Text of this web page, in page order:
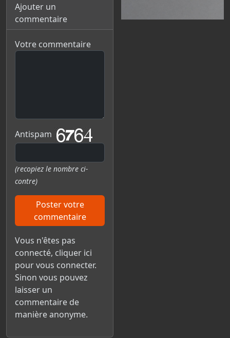
Ajouter un
commentaire
Votre commentaire
Antispam
(recopiez le nombre ci-
contre)
Poster votre
commentaire
Vous n'êtes pas
connecté, cliquer ici
pour vous connecter.
Sinon vous pouvez
laisser un
commentaire de
manière anonyme.